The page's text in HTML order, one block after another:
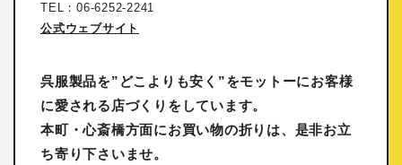
TEL：06-6252-2241
公式ウェブサイト
呉服製品を”どこよりも安く”をモットーにお客様
に愛される店づくりをしています。
本町・心斎橋方面にお買い物の折りは、是非お立
ち寄り下さいませ。